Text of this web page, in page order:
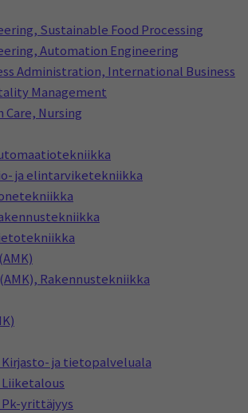
Sustainable Food Processing
Automation Engineering
Administration, International Business
Management
Nursing
ja elintarviketekniikka
Rakennustekniikka
Kirjasto- ja tietopalveluala
Liiketalous
Pk-yrittäjyys